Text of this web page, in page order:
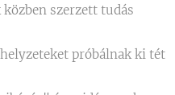
közben szerzett tudás
próbálnak ki tét